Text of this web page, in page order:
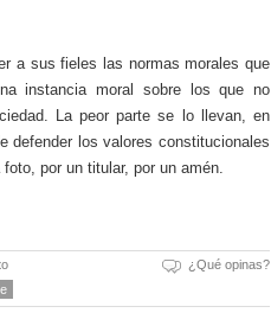
a sus fieles las normas morales que
instancia moral sobre los que no
La peor parte se lo llevan, en
defender los valores constitucionales
por un titular, por un amén.
¿Qué opinas?